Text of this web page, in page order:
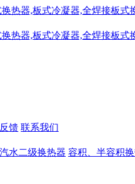
馈 联系我们
汽水二级换热器 容积、半容积